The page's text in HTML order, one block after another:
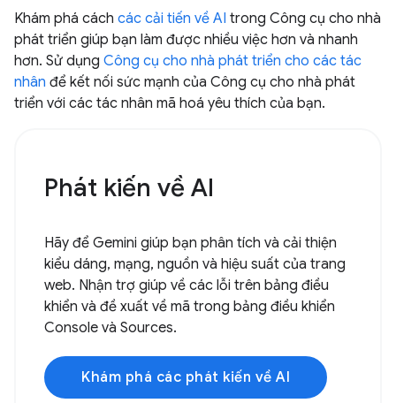
Khám phá cách các cải tiến về AI trong Công cụ cho nhà
phát triển giúp bạn làm được nhiều việc hơn và nhanh
hơn. Sử dụng Công cụ cho nhà phát triển cho các tác
nhân để kết nối sức mạnh của Công cụ cho nhà phát
triển với các tác nhân mã hoá yêu thích của bạn.
Phát kiến về AI
Hãy để Gemini giúp bạn phân tích và cải thiện
kiểu dáng, mạng, nguồn và hiệu suất của trang
web. Nhận trợ giúp về các lỗi trên bảng điều
khiển và đề xuất về mã trong bảng điều khiển
Console và Sources.
Khám phá các phát kiến về AI